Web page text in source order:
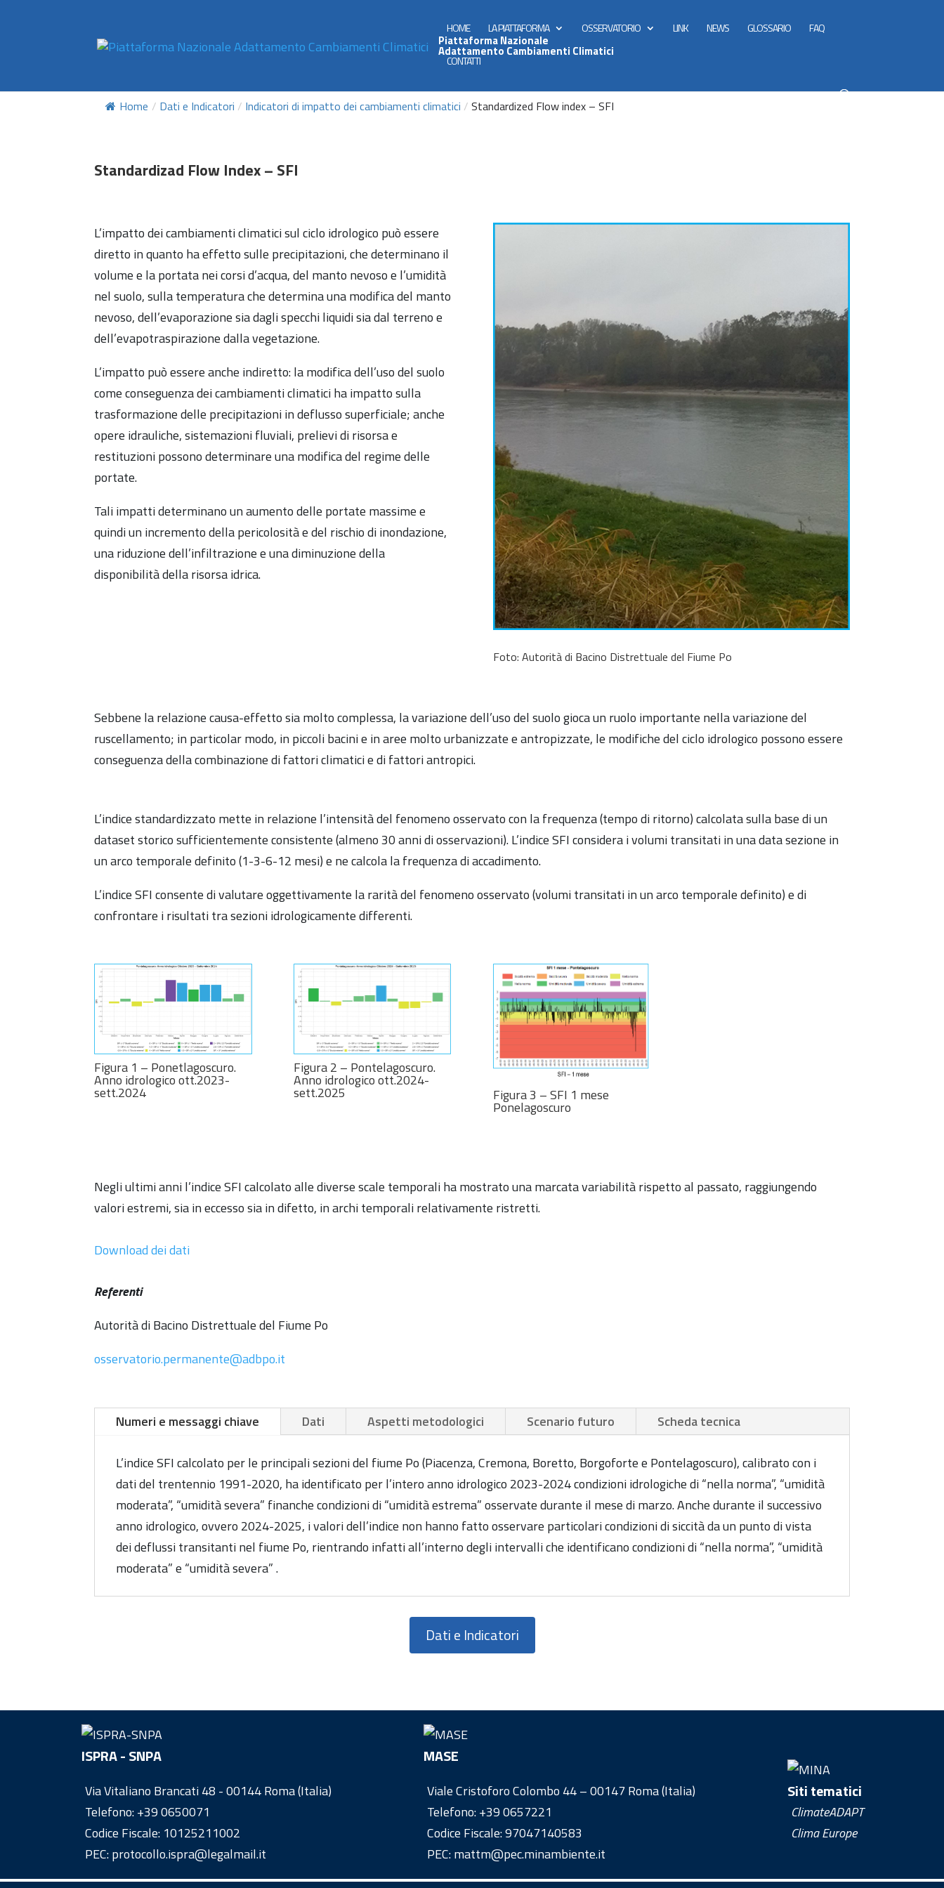
Piattaforma Nazionale
Adattamento Cambiamenti Climatici
HOME LA PIATTAFORMA OSSERVATORIO LINK NEWS GLOSSARIO FAQ
CONTATTI
Home / Dati e Indicatori / Indicatori di impatto dei cambiamenti climatici / Standardized Flow index – SFI
Standardizad Flow Index – SFI
L’impatto dei cambiamenti climatici sul ciclo idrologico può essere
diretto in quanto ha effetto sulle precipitazioni, che determinano il
volume e la portata nei corsi d’acqua, del manto nevoso e l’umidità
nel suolo, sulla temperatura che determina una modifica del manto
nevoso, dell’evaporazione sia dagli specchi liquidi sia dal terreno e
dell’evapotraspirazione dalla vegetazione.
L’impatto può essere anche indiretto: la modifica dell’uso del suolo
come conseguenza dei cambiamenti climatici ha impatto sulla
trasformazione delle precipitazioni in deflusso superficiale; anche
opere idrauliche, sistemazioni fluviali, prelievi di risorsa e
restituzioni possono determinare una modifica del regime delle
portate.
Tali impatti determinano un aumento delle portate massime e
quindi un incremento della pericolosità e del rischio di inondazione,
una riduzione dell’infiltrazione e una diminuzione della
disponibilità della risorsa idrica.
Foto: Autorità di Bacino Distrettuale del Fiume Po
Sebbene la relazione causa-effetto sia molto complessa, la variazione dell’uso del suolo gioca un ruolo importante nella variazione del
ruscellamento; in particolar modo, in piccoli bacini e in aree molto urbanizzate e antropizzate, le modifiche del ciclo idrologico possono essere
conseguenza della combinazione di fattori climatici e di fattori antropici.
L’indice standardizzato mette in relazione l’intensità del fenomeno osservato con la frequenza (tempo di ritorno) calcolata sulla base di un
dataset storico sufficientemente consistente (almeno 30 anni di osservazioni). L’indice SFI considera i volumi transitati in una data sezione in
un arco temporale definito (1-3-6-12 mesi) e ne calcola la frequenza di accadimento.
L’indice SFI consente di valutare oggettivamente la rarità del fenomeno osservato (volumi transitati in un arco temporale definito) e di
confrontare i risultati tra sezioni idrologicamente differenti.
Figura 1 – Ponetlagoscuro.
Anno idrologico ott.2023-
sett.2024
Figura 2 – Pontelagoscuro.
Anno idrologico ott.2024-
sett.2025 Figura 3 – SFI 1 mese
Ponelagoscuro
Negli ultimi anni l’indice SFI calcolato alle diverse scale temporali ha mostrato una marcata variabilità rispetto al passato, raggiungendo
valori estremi, sia in eccesso sia in difetto, in archi temporali relativamente ristretti.
Download dei dati
Referenti
Autorità di Bacino Distrettuale del Fiume Po
osservatorio.permanente@adbpo.it
Numeri e messaggi chiave Dati Aspetti metodologici Scenario futuro Scheda tecnica
L’indice SFI calcolato per le principali sezioni del fiume Po (Piacenza, Cremona, Boretto, Borgoforte e Pontelagoscuro), calibrato con i
dati del trentennio 1991-2020, ha identificato per l’intero anno idrologico 2023-2024 condizioni idrologiche di “nella norma”, “umidità
moderata”, “umidità severa” finanche condizioni di “umidità estrema” osservate durante il mese di marzo. Anche durante il successivo
anno idrologico, ovvero 2024-2025, i valori dell’indice non hanno fatto osservare particolari condizioni di siccità da un punto di vista
dei deflussi transitanti nel fiume Po, rientrando infatti all’interno degli intervalli che identificano condizioni di “nella norma”, “umidità
moderata” e “umidità severa” .
Dati e Indicatori
ISPRA - SNPA
Via Vitaliano Brancati 48 - 00144 Roma (Italia)
Telefono:+39 0650071
Codice Fiscale: 10125211002
PEC: protocollo.ispra@legalmail.it
MASE
Viale Cristoforo Colombo 44 – 00147 Roma (Italia)
Telefono:+39 0657221
Codice Fiscale: 97047140583
PEC: mattm@pec.minambiente.it
Siti tematici
ClimateADAPT
Clima Europe